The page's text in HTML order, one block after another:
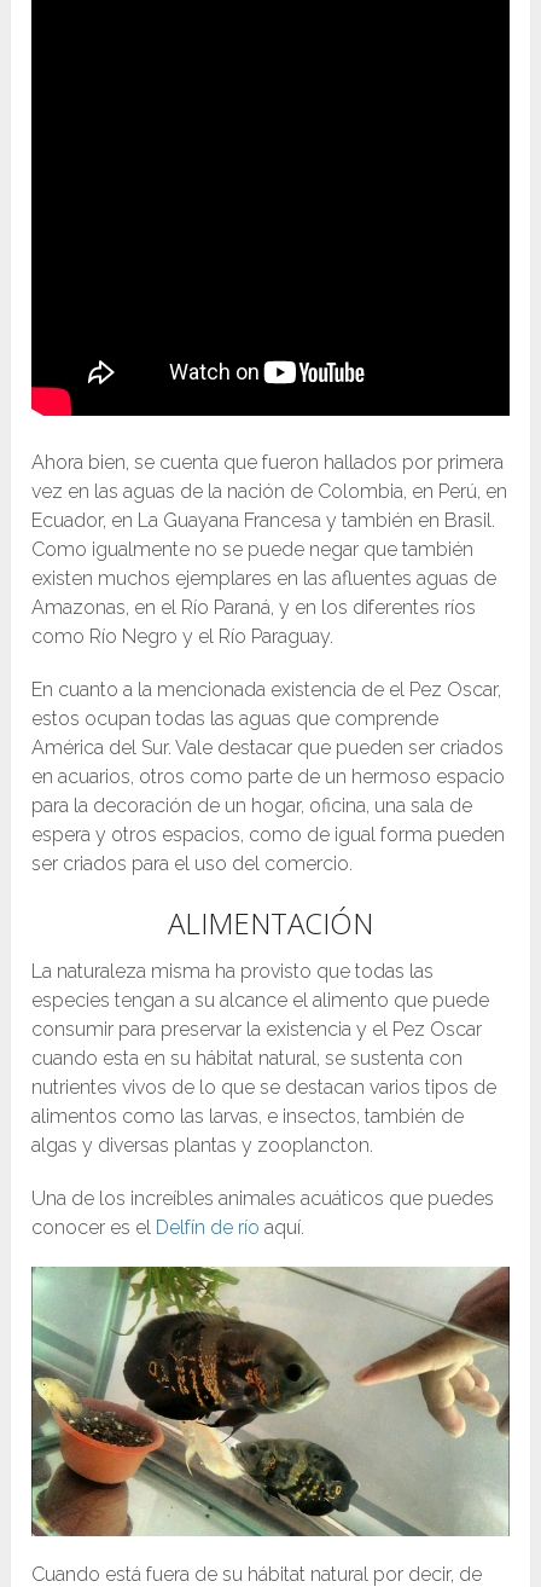
Ahora bien, se cuenta que fueron hallados por primera
vez en las aguas de la nación de Colombia, en Perú, en
Ecuador, en La Guayana Francesa y también en Brasil.
Como igualmente no se puede negar que también
existen muchos ejemplares en las afluentes aguas de
Amazonas, en el Río Paraná, y en los diferentes ríos
como Río Negro y el Río Paraguay.
En cuanto a la mencionada existencia de el Pez Oscar,
estos ocupan todas las aguas que comprende
América del Sur. Vale destacar que pueden ser criados
en acuarios, otros como parte de un hermoso espacio
para la decoración de un hogar, oficina, una sala de
espera y otros espacios, como de igual forma pueden
ser criados para el uso del comercio.
ALIMENTACIÓN
La naturaleza misma ha provisto que todas las
especies tengan a su alcance el alimento que puede
consumir para preservar la existencia y el Pez Oscar
cuando esta en su hábitat natural, se sustenta con
nutrientes vivos de lo que se destacan varios tipos de
alimentos como las larvas, e insectos, también de
algas y diversas plantas y zooplancton.
Una de los increíbles animales acuáticos que puedes
conocer es el Delfín de río aquí.
Cuando está fuera de su hábitat natural por decir, de